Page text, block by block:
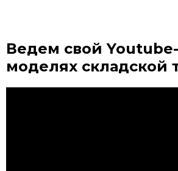
Ведем свой
моделях складской